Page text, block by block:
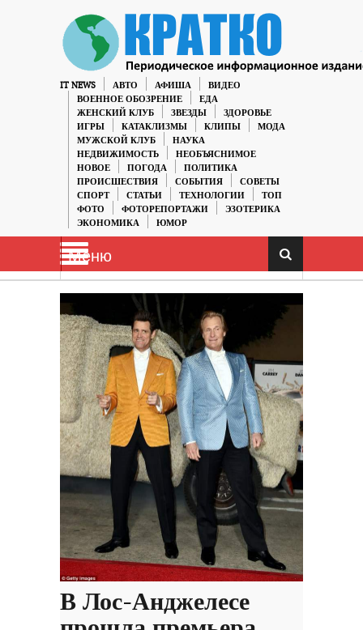
IT NEWS АВТО АФИША
ВИДЕО
ВОЕННОЕ ОБОЗРЕНИЕ
ЕДА
ЖЕНСКИЙ КЛУБ
ЗВЕЗДЫ
ЗДОРОВЬЕ
ИГРЫ
КАТАКЛИЗМЫ КЛИПЫ
МОДА
МУЖСКОЙ КЛУБ
НАУКА
НЕДВИЖИМОСТЬ
НЕОБЪЯСНИМОЕ
НОВОЕ
ПОГОДА
ПОЛИТИКА
ПРОИСШЕСТВИЯ
СОБЫТИЯ
СОВЕТЫ
СПОРТ
СТАТЬИ ТЕХНОЛОГИИ
ТОП
ФОТО
ФОТОРЕПОРТАЖИ
ЭЗОТЕРИКА
ЭКОНОМИКА
ЮМОР
Меню
В Лос-Анджелесе